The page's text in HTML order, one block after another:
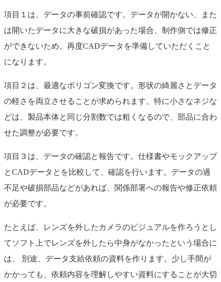
項目１は、データの事前確認です。データが開かない、また
は開いたデータに大きな破損があった場合、制作側では修正
ができないため、再度CADデータを準備していただくこと
になります。
項目２は、最適なポリゴン変換です。形状の綺麗さとデータ
の軽さを両立させることが求められます。特に小さなネジな
どは、製品本体と同じ分割数では粗くなるので、部品に合わ
せた調整が必要です。
項目３は、データの確認と報告です。仕様書やモックアップ
とCADデータとを比較して、確認を行います。データの過
不足や破損部品などがあれば、関係部署への報告や修正依頼
が必要です。
たとえば、レンズを外したカメラのビジュアルを作ろうとし
てソフト上でレンズを外したら中身がなかったという場合に
は、 別途、データ支給依頼の資料を作ります。少し手間が
かかっても、依頼内容を理解しやすい資料にすることが大切